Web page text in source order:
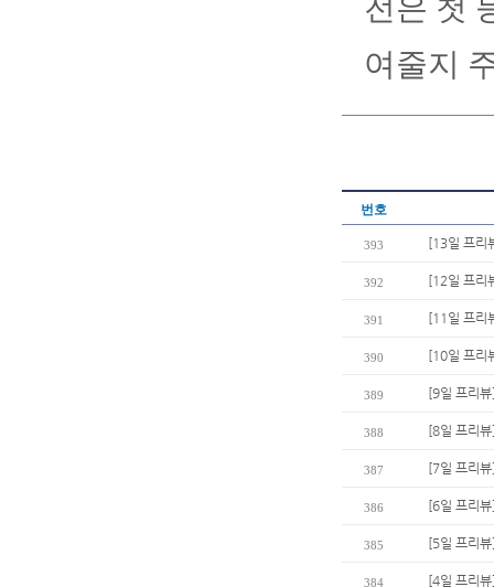
전은 첫
여줄지
번호
393 [13일 프리
392 [12일 프리
391 [11일 프리
390 [10일 프리
389 [9일 프리
388 [8일 프리
387 [7일 프리
386 [6일 프리
385 [5일 프리뷰
384 [4일 프리